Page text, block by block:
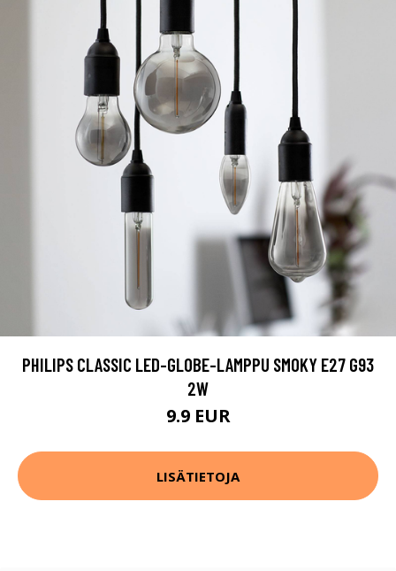
PHILIPS CLASSIC LED-GLOBE-LAMPPU SMOKY E27 G93
2W
9.9 EUR
LISÄTIETOJA